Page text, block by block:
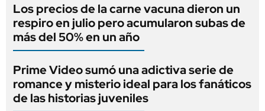
Los precios de la carne vacuna dieron un
respiro en julio pero acumularon subas de
más del 50% en un año
Prime Video sumó una adictiva serie de
romance y misterio ideal para los fanáticos
de las historias juveniles